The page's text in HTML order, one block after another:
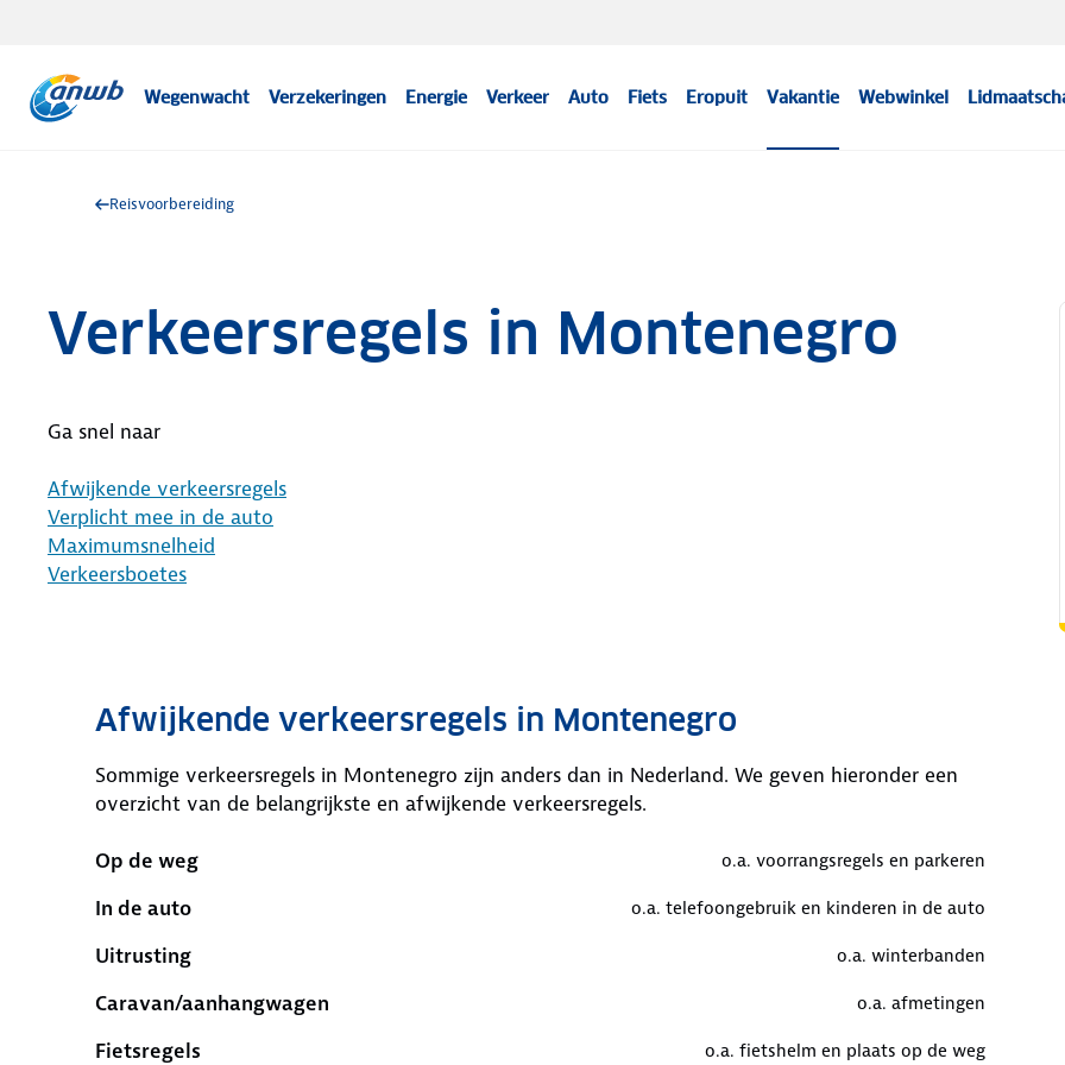
Wegenwacht Verzekeringen Energie Verkeer Auto Fiets Eropuit Vakantie Webwinkel
Reisvoorbereiding
Verkeersregels in Montenegro
Ga snel naar
Afwijkende verkeersregels
Verplicht mee in de auto
Maximumsnelheid
Verkeersboetes
Afwijkende verkeersregels in Montenegro
Sommige verkeersregels in Montenegro zijn anders dan in Nederland. We geven hieronder een
overzicht van de belangrijkste en afwijkende verkeersregels.
Op de weg o.a. voorrangsregels en parkeren
In de auto o.a. telefoongebruik en kinderen in de auto
Uitrusting o.a. winterbanden
Caravan/aanhangwagen o.a. afmetingen
Fietsregels o.a. fietshelm en plaats op de weg